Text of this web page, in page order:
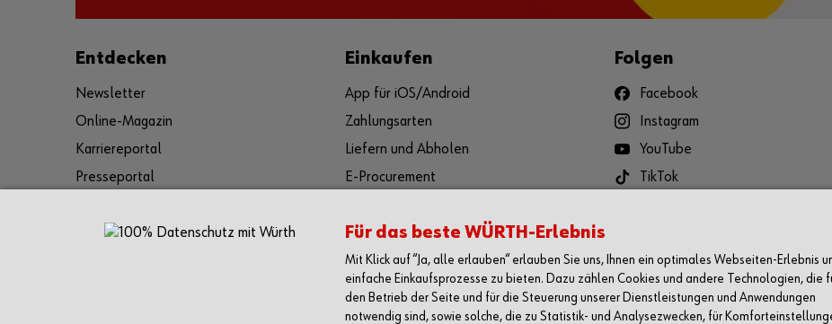
Entdecken
Newsletter
Online-Magazin
Karriereportal
Presseportal
Reinhold Würth
Einkaufen
App für iOS/Android
Zahlungsarten
Liefern und Abholen
E-Procurement
FAQ/Hilfe-Center
Folgen
Facebook
Instagram
YouTube
TikTok
Für das beste WÜRTH-Erlebnis
Mit Klick auf “Ja, alle erlauben“ erlauben Sie uns, Ihnen ein optimales Webseiten-Erlebnis
einfache Einkaufsprozesse zu bieten. Dazu zählen Cookies und andere Technologien, die
den Betrieb der Seite und für die Steuerung unserer Dienstleistungen und Anwendungen
notwendig sind, sowie solche, die zu Statistik- und Analysezwecken, für